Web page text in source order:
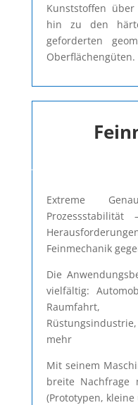
Kunststoffen
hin zu den
geforderten
Oberflächengüten.
Extreme
Feinmechanik
Die
vielfältig:
mehr
Mit seinem
breite Nachfrage
(Prototypen,